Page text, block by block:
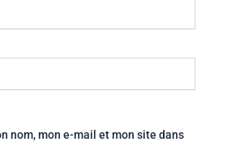
nom, mon e-mail et mon site dans